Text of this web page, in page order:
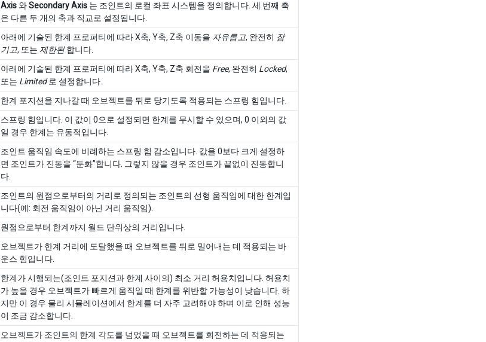
Axis와Secondary Axis 는 조인트의 로컬 좌표 시스템을 정의합니다. 세 번째 축
은 다른 두 개의 축과 직교로 설정됩니다.
아래에 기술된 한계 프로퍼티에 따라 X축, Y축, Z축 이동을 자유롭고, 완전히 잠
기고, 또는 제한된합니다.
아래에 기술된 한계 프로퍼티에 따라 X축, Y축, Z축 회전을 Free, 완전히 Locked,
또는 Limited로 설정합니다.
한계 포지션을 지나갈 때 오브젝트를 뒤로 당기도록 적용되는 스프링 힘입니다.
스프링 힘입니다. 이 값이 0으로 설정되면 한계를 무시할 수 있으며, 0 이외의 값
일 경우 한계는 유동적입니다.
조인트 움직임 속도에 비례하는 스프링 힘 감소입니다. 값을 0보다 크게 설정하
면 조인트가 진동을 “둔화”합니다. 그렇지 않을 경우 조인트가 끝없이 진동합니
다.
조인트의 원점으로부터의 거리로 정의되는 조인트의 선형 움직임에 대한 한계입
니다(예: 회전 움직임이 아닌 거리 움직임).
원점으로부터 한계까지 월드 단위상의 거리입니다.
오브젝트가 한계 거리에 도달했을 때 오브젝트를 뒤로 밀어내는 데 적용되는 바
운스 힘입니다.
한계가 시행되는(조인트 포지션과 한계 사이의) 최소 거리 허용치입니다. 허용치
가 높을 경우 오브젝트가 빠르게 움직일 때 한계를 위반할 가능성이 낮습니다. 하
지만 이 경우 물리 시뮬레이션에서 한계를 더 자주 고려해야 하며 이로 인해 성능
이 조금 감소합니다.
오브젝트가 조인트의 한계 각도를 넘었을 때 오브젝트를 회전하는 데 적용되는